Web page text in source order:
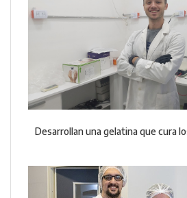
Desarrollan una gelatina que cura